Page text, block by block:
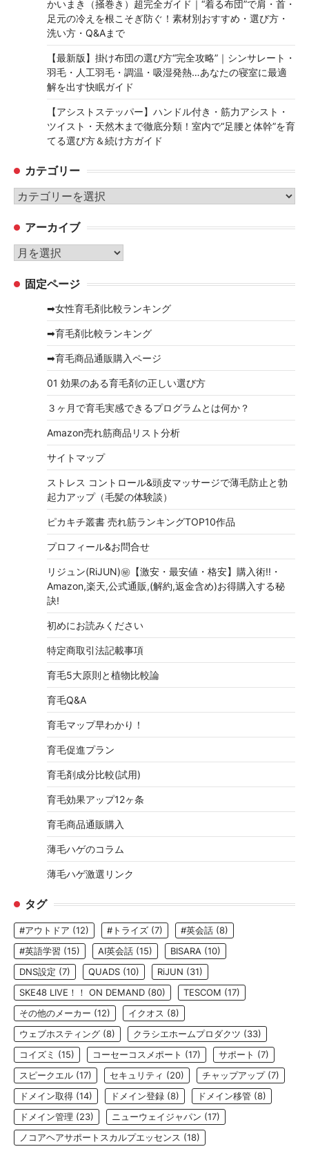
かいまき（掻巻き）超完全ガイド｜“着る布団”で肩・首・
足元の冷えを根こそぎ防ぐ！素材別おすすめ・選び方・
洗い方・Q&Aまで
【最新版】掛け布団の選び方“完全攻略”｜シンサレート・
羽毛・人工羽毛・調温・吸湿発熱…あなたの寝室に最適
解を出す快眠ガイド
【アシストステッパー】ハンドル付き・筋力アシスト・
ツイスト・天然木まで徹底分類！室内で“足腰と体幹”を育
てる選び方＆続け方ガイド
カテゴリー
カ
ゴ
リ
ー
アーカイブ
ア
カ 固定ページ
➡女性育毛剤比較ランキング
➡育毛剤比較ランキング
➡育毛商品通販購入ページ
01 効果のある育毛剤の正しい選び方
３ヶ月で育毛実感できるプログラムとは何か？
Amazon売れ筋商品リスト分析
サイトマップ
ストレス コントロール&頭皮マッサージで薄毛防止と勃
起力アップ（毛髪の体験談）
ピカキチ叢書 売れ筋ランキングTOP10作品
プロフィール&お問合せ
リジュン(RiJUN)㊙【激安・最安値・格安】購入術!!・
Amazon,楽天,公式通販,(解約,返金含め)お得購入する秘
訣!
初めにお読みください
特定商取引法記載事項
育毛5大原則と植物比較論
育毛Q&A
育毛マップ早わかり！
育毛促進プラン
育毛剤成分比較(試用)
育毛効果アップ12ヶ条
育毛商品通販購入
薄毛ハゲのコラム
薄毛ハゲ激選リンク
タグ
#アウトドア (12) #トライズ (7) #英会話 (8)
#英語学習 (15) AI英会話 (15) BISARA (10)
DNS設定 (7) QUADS (10) RiJUN (31)
SKE48 LIVE！！ ON DEMAND (80) TESCOM (17)
その他のメーカー (12) イクオス (8)
ウェブホスティング (8) クラシエホームプロダクツ (33)
コイズミ (15) コーセーコスメポート (17) サポート (7)
スピークエル (17) セキュリティ (20) チャップアップ(7)
ドメイン取得 (14) ドメイン登録 (8) ドメイン移管 (8)
ドメイン管理 (23) ニューウェイジャパン (17)
ノコアヘアサポートスカルプエッセンス (18)